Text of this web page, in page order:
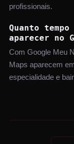
profissionais.
Quanto
aparecer no
Com Google Meu
Maps aparecem
especialidade e